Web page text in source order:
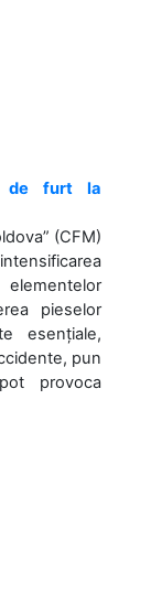
de furt la
(CFM)
pieselor
esențiale,
pun
provoca